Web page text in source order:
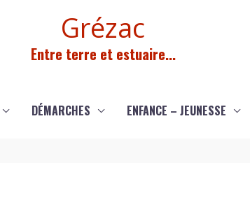
Grézac
Entre terre et estuaire...
DÉMARCHES ENFANCE – JEUNESSE